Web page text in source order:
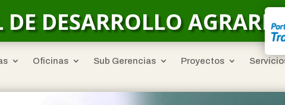
DESARROLLO
Oficinas Sub Gerencias Proyectos